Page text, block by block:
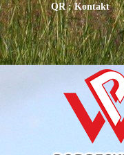
QR : Kontakt